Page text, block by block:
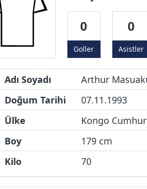
0
Goller
0
Asistler
Adı Soyadı
Arthur
Doğum Tarihi
07.11.1993
Ülke
Kongo
Boy
179 cm
Kilo
70